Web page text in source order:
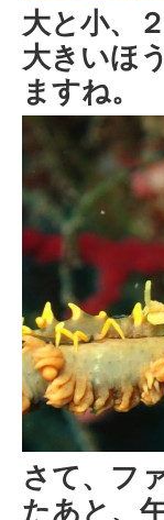
大と小、
大きいほ
ますね。
さて、フ
たあと、